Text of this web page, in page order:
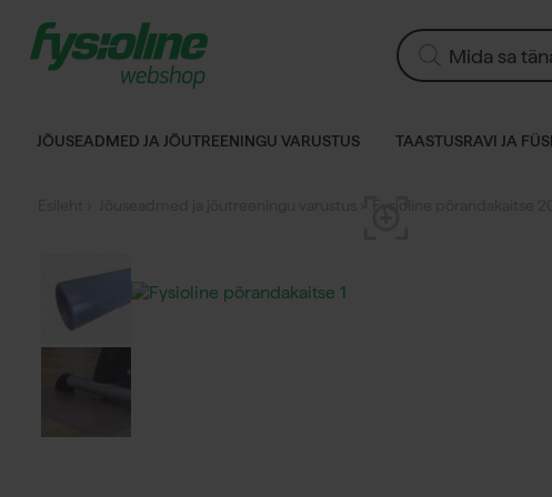
sisältöön
Products
search
JÕUSEADMED JA JÕUTREENINGU VARUSTUS TAASTUSRAVI JA